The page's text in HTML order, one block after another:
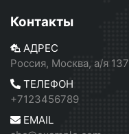
Контакты
АДРЕС
Россия, Москва, а/я 137
ТЕЛЕФОН
+7123456789
EMAIL